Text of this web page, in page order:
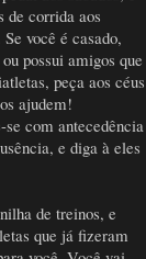
de corrida aos
você é casado,
possui amigos que
peça aos céus
ajudem!
com antecedência
e diga à eles
de treinos, e
que já fizeram